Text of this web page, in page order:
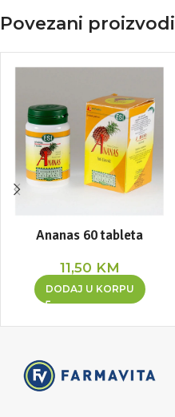
Povezani proizvodi
Ananas 60 tableta
11,50 KM
DODAJ U KORPU